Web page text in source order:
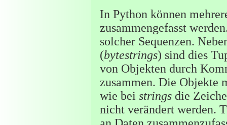
In Python können
zusammengefasst
solcher Sequenzen.
(bytestrings) sind dies
von Objekten durch
zusammen. Die Objekte
wie beistrings die
nicht verändert werden.